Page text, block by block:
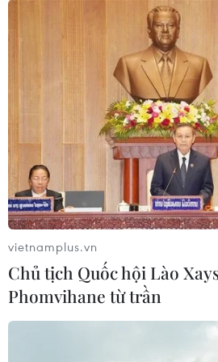
Giải quyết ùn tắc giao
Đồng bộ các giải pháp
vietnamplus.vn
Chủ tịch Quốc hội Lào
Phomvihane từ trần